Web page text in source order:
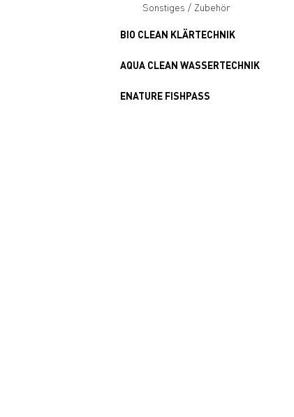
Sonstiges / Zubehör
BIO CLEAN KLÄRTECHNIK
AQUA CLEAN WASSERTECHNIK
ENATURE FISHPASS